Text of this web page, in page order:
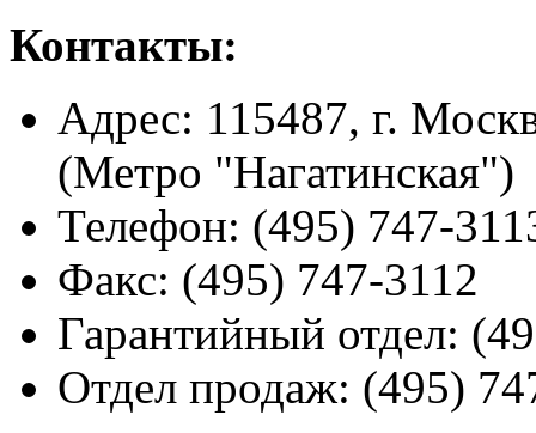
Контакты:
Адрес: 115487, г.
(Метро "Нагатинская")
Телефон: (495) 747-
Факс: (495) 747-3112
Гарантийный отдел:
Отдел продаж: (495)